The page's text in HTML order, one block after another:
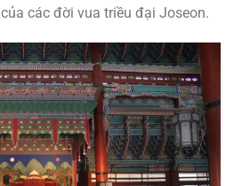
các đời vua triều đại Joseon.